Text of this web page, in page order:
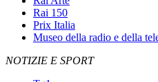
Rai 150
Prix Italia
Museo della radio e della
NOTIZIE E SPORT